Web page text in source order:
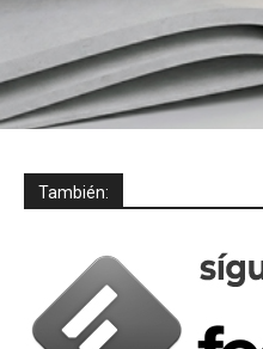
También: